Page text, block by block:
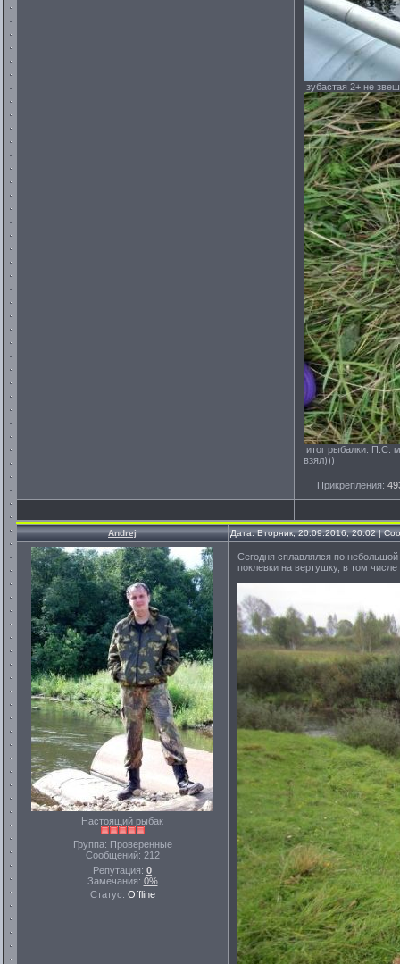
зубастая 2+ не
итог рыбалки. П.С.
взял)))
Прикрепления:
Andrej Дата: Вторник, 20.09.2016, 20:02 |
Настоящий рыбак
Группа: Проверенные
Сообщений: 212
Репутация: 0
Замечания: 0%
Статус: Offline
Cегодня сплавлялся по небольшой
поклевки на вертушку, в том